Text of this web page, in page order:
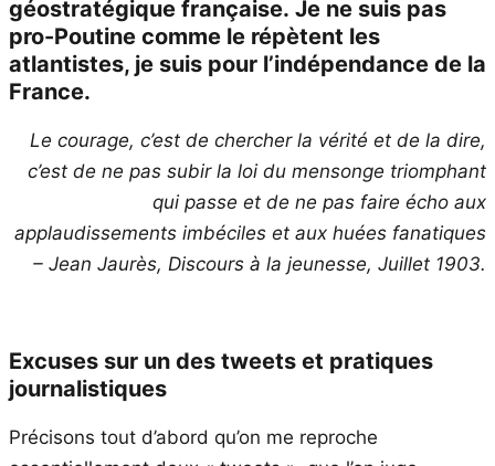
géostratégique française. Je ne suis pas
pro-Poutine comme le répètent les
atlantistes, je suis pour l’indépendance de la
France.
Le courage, c’est de chercher la vérité et de la dire,
c’est de ne pas subir la loi du mensonge triomphant
qui passe et de ne pas faire écho aux
applaudissements imbéciles et aux huées fanatiques
– Jean Jaurès, Discours à la jeunesse, Juillet 1903.
Excuses sur un des tweets et pratiques
journalistiques
Précisons tout d’abord qu’on me reproche